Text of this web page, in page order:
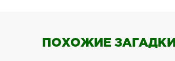
ПОХОЖИЕ